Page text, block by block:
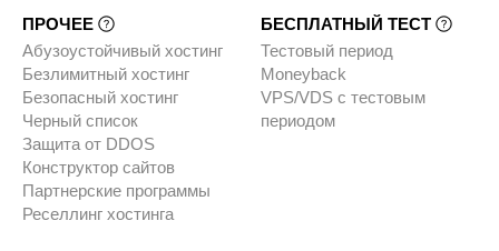
ПРОЧЕЕ
Абузоустойчивый хостинг
Безлимитный хостинг
Безопасный хостинг
Черный список
Защита от DDOS
Конструктор сайтов
Партнерские программы
Реселлинг хостинга
БЕСПЛАТНЫЙ ТЕСТ
Тестовый период
Moneyback
VPS/VDS с тестовым
периодом